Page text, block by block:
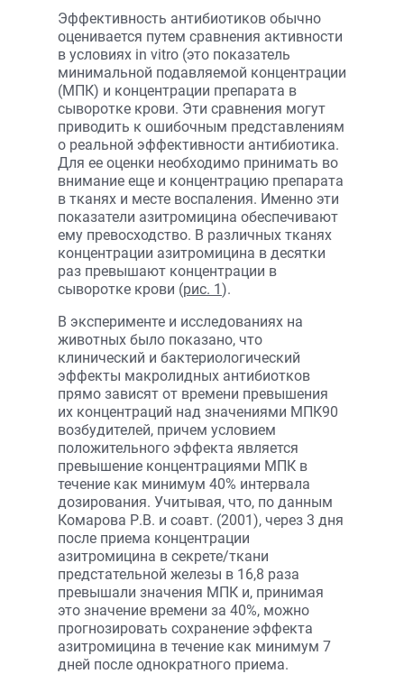
Эффективность антибиотиков обычно
оценивается путем сравнения активности
в условиях in vitro (это показатель
минимальной подавляемой концентрации
(МПК) и концентрации препарата в
сыворотке крови. Эти сравнения могут
приводить к ошибочным представлениям
о реальной эффективности антибиотика.
Для ее оценки необходимо принимать во
внимание еще и концентрацию препарата
в тканях и месте воспаления. Именно эти
показатели азитромицина обеспечивают
ему превосходство. В различных тканях
концентрации азитромицина в десятки
раз превышают концентрации в
сыворотке крови (рис. 1).
В эксперименте и исследованиях на
животных было показано, что
клинический и бактериологический
эффекты макролидных антибиотков
прямо зависят от времени превышения
их концентраций над значениями МПК90
возбудителей, причем условием
положительного эффекта является
превышение концентрациями МПК в
течение как минимум 40% интервала
дозирования. Учитывая, что, по данным
Комарова Р.В. и соавт. (2001), через 3 дня
после приема концентрации
азитромицина в секрете/ткани
предстательной железы в 16,8 раза
превышали значения МПК и, принимая
это значение времени за 40%, можно
прогнозировать сохранение эффекта
азитромицина в течение как минимум 7
дней после однократного приема.